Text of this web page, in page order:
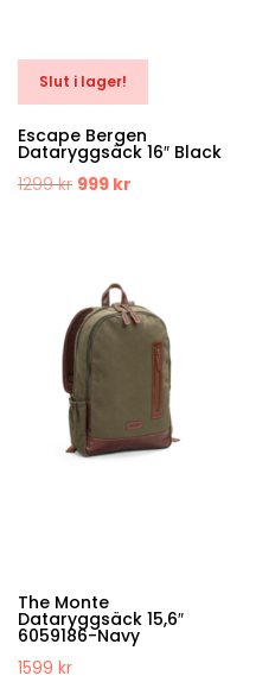
Slut i lager!
Escape Bergen
Dataryggsäck 16″ Black
1299kr Det
1299 kr.
999 kr
999 kr.
The Monte
Dataryggsäck 15,6″
6059186-Navy
1599kr